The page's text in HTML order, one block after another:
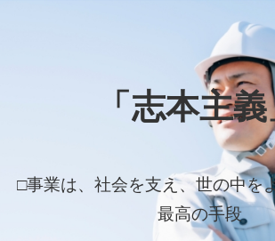
「志本主
□事業は、社会を支え、世の中を
最高の手段